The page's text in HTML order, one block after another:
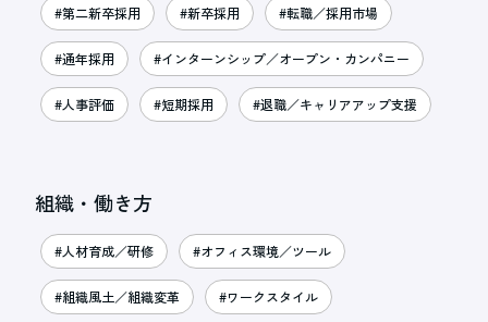
#第二新卒採用 #新卒採用 #転職／採用市場
#通年採用 #インターンシップ／オープン・カンパニー
#人事評価 #短期採用 #退職／キャリアアップ支援
組織・働き方
#人材育成／研修 #オフィス環境／ツール
#組織風土／組織変革 #ワークスタイル